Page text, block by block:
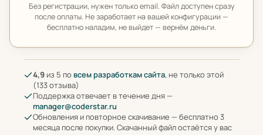
Без регистрации, нужен только email. Файл доступен сразу
после оплаты. Не заработает на вашей конфигурации —
бесплатно наладим, не выйдет — вернём деньги.
4,9 из 5 по всем разработкам сайта, не только этой
(133 отзыва)
Поддержка отвечает в течение дня —
manager@coderstar.ru
Обновления и повторное скачивание — бесплатно 3
месяца после покупки. Скачанный файл остаётся у вас